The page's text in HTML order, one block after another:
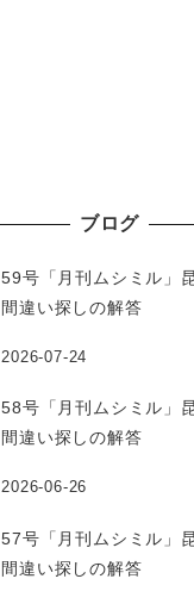
ブログ
59号「月刊ムシミル」
間違い探しの解答
2026-07-24
58号「月刊ムシミル」
間違い探しの解答
2026-06-26
57号「月刊ムシミル」
間違い探しの解答